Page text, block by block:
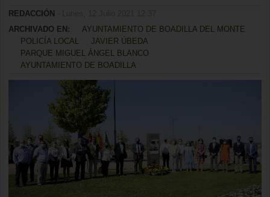
REDACCIÓN
ARCHIVADO EN:
AYUNTAMIENTO DE BOADILLA DEL MONTE
POLICÍA LOCAL
JAVIER ÚBEDA
PARQUE MIGUEL ÁNGEL BLANCO
AYUNTAMIENTO DE BOADILLA